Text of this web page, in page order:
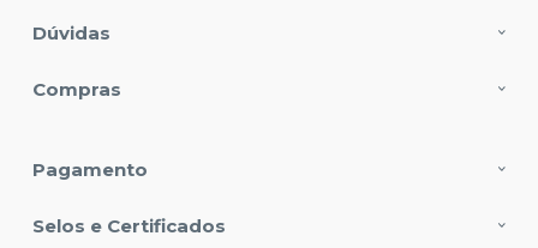
Dúvidas
Compras
Pagamento
Selos e Certificados